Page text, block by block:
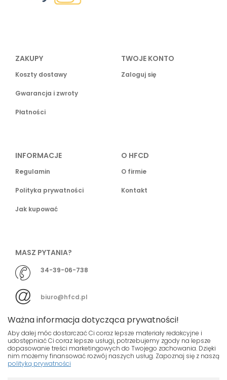
ZAKUPY
Koszty dostawy
Gwarancja i zwroty
Płatności
TWOJE KONTO
Zaloguj się
INFORMACJE
Regulamin
Polityka prywatności
Jak kupować
O HFCD
O firmie
Kontakt
MASZ PYTANIA?
34-39-06-738
biuro@hfcd.pl
© HFCD - HF Centrum Dystrybucyjne- Wszelkie prawa
Ważna informacja dotycząca prywatności!
Aby dalej móc dostarczać Ci coraz lepsze materiały redakcyjne i
udostępniać Ci coraz lepsze usługi, potrzebujemy zgody na lepsze
dopasowanie treści marketingowych do Twojego zachowania. Dzięki
nim możemy finansować rozwój naszych usług. Zapoznaj się z naszą
polityką prywatności